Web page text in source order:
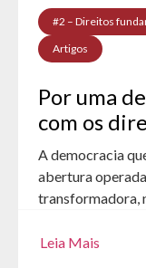
#2 – Direitos
Artigos
Por uma
com os
A democracia
abertura
transformadora,
Leia Mais